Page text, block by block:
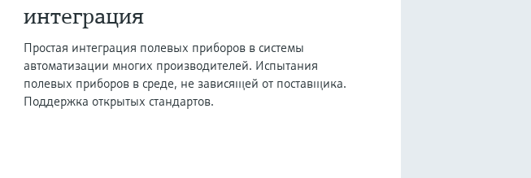
интеграция
Простая интеграция полевых приборов в системы
автоматизации многих производителей. Испытания
полевых приборов в среде, не зависящей от поставщика.
Поддержка открытых стандартов.